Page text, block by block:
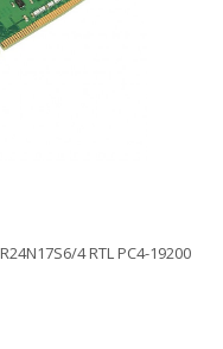
4 RTL PC4-19200